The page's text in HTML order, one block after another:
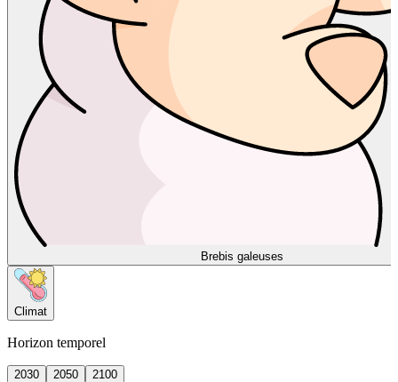
Brebis galeuses
Climat
Horizon temporel
2030 2050
2100